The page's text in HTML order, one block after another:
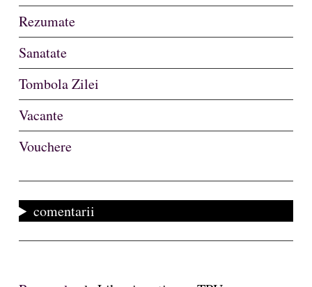
Rezumate
Sanatate
Tombola Zilei
Vacante
Vouchere
comentarii